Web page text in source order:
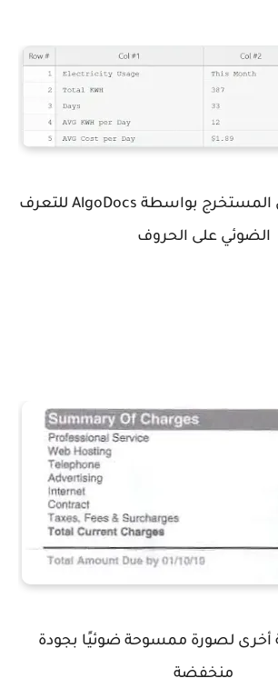
صورة (2) الجدول المستخرج بواسطة AlgoDocs للتعرف
الضوئي على الحروف
أخرى لصورة ممسوحة ضوئيًا بجودة
منخفضة